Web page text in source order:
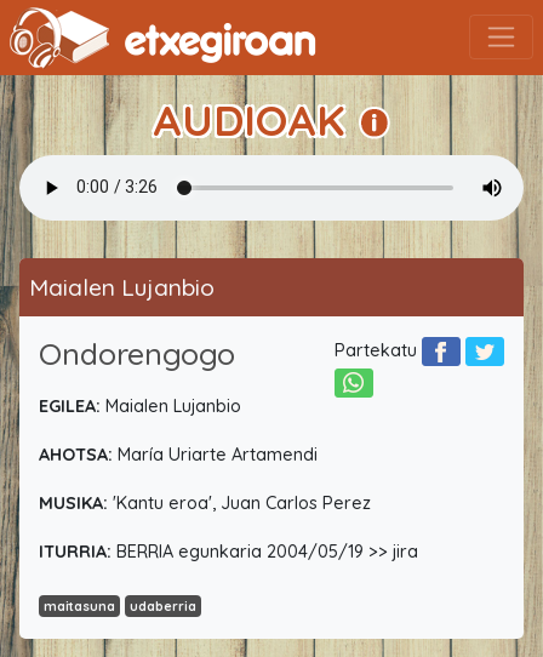
AUDIOAK
Maialen Lujanbio
Partekatu
Ondorengogo
EGILEA: Maialen Lujanbio
AHOTSA: María Uriarte Artamendi
MUSIKA: 'Kantu eroa', Juan Carlos Perez
ITURRIA: BERRIA egunkaria 2004/05/19 >> jira
maitasuna udaberria